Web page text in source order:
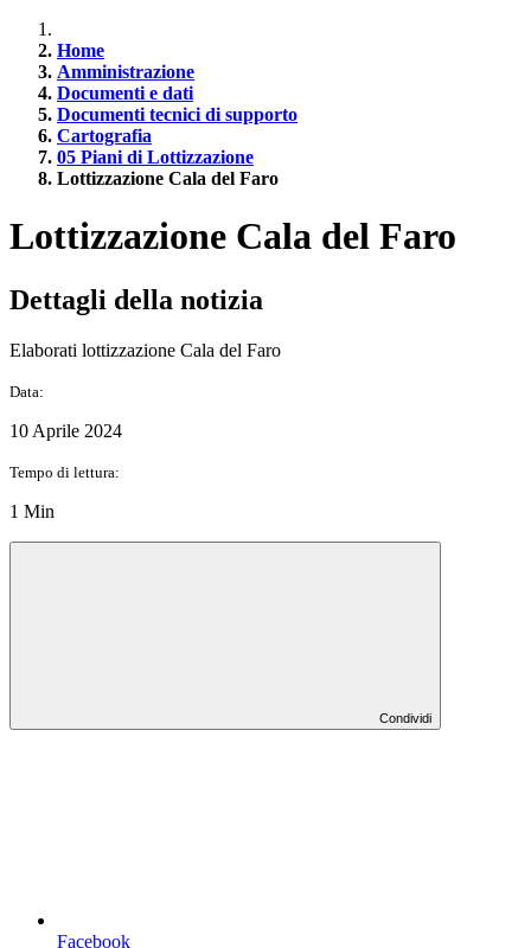
Home
Amministrazione
Documenti e dati
Documenti tecnici di supporto
Cartografia
05 Piani di Lottizzazione
Lottizzazione Cala del Faro
Lottizzazione Cala del Faro
Dettagli della notizia
Elaborati lottizzazione Cala del Faro
Data:
10 Aprile 2024
Tempo di lettura:
1 Min
Condividi
Facebook